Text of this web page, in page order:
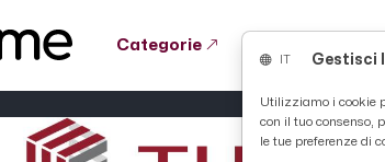
Categorie
Gestisci
Utilizziamo i cookie
con il tuo consenso,
le tue preferenze di